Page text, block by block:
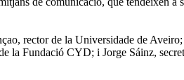
rector de la Universidade de
Fundació CYD; i Jorge Sáinz,